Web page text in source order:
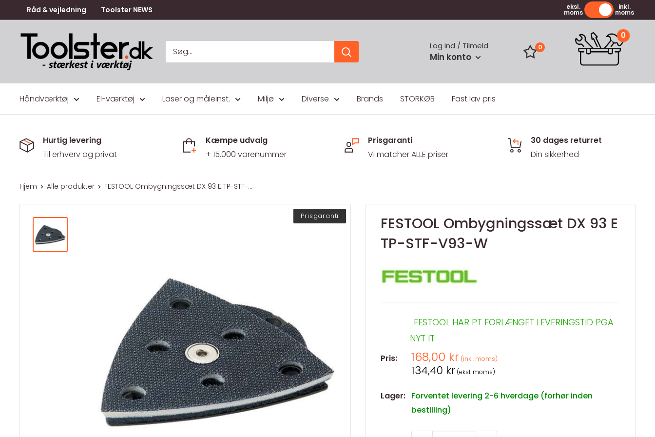
til
indhold
Råd & vejledning Toolster NEWS eksl.
moms
inkl.
moms
Toolster.dk
Log ind / Tilmeld
Min konto
0
0
Håndværktøj El-værktøj Laser og måleinst. Miljø Diverse Brands STORKØB Fast lav pris
Hurtig levering
Til erhverv og privat
Kæmpe udvalg
+ 15.000 varenummer
Prisgaranti
Vi matcher ALLE priser
30 dages returret
Din sikkerhed
Hjem Alle produkter FESTOOL Ombygningssæt DX 93 E TP-STF-...
Prisgaranti
FESTOOL Ombygningssæt DX 93 E
TP-STF-V93-W
FESTOOL HAR PT FORLÆNGET LEVERINGSTID PGA
NYT IT
Pris: Salgspris
168,00 kr (inkl. moms)
Salgspris
134,40 kr (eksl. moms)
Lager: Forventet levering 2-6 hverdage (forhør inden
bestilling)